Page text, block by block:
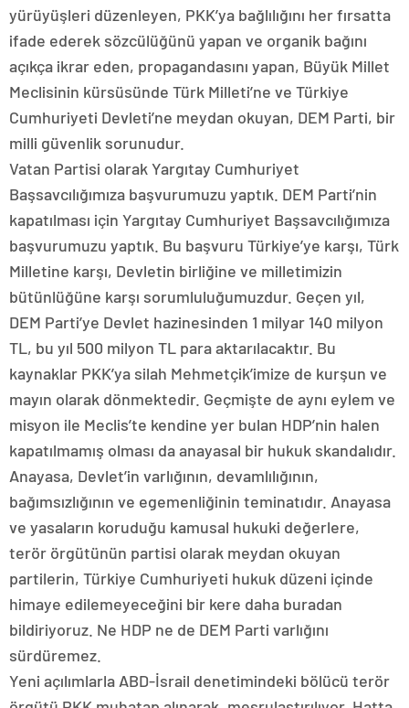
yürüyüşleri düzenleyen, PKK’ya bağlılığını her fırsatta
ifade ederek sözcülüğünü yapan ve organik bağını
açıkça ikrar eden, propagandasını yapan, Büyük Millet
Meclisinin kürsüsünde Türk Milleti’ne ve Türkiye
Cumhuriyeti Devleti’ne meydan okuyan, DEM Parti, bir
milli güvenlik sorunudur.
Vatan Partisi olarak Yargıtay Cumhuriyet
Başsavcılığımıza başvurumuzu yaptık. DEM Parti’nin
kapatılması için Yargıtay Cumhuriyet Başsavcılığımıza
başvurumuzu yaptık. Bu başvuru Türkiye’ye karşı, Türk
Milletine karşı, Devletin birliğine ve milletimizin
bütünlüğüne karşı sorumluluğumuzdur. Geçen yıl,
DEM Parti’ye Devlet hazinesinden 1 milyar 140 milyon
TL, bu yıl 500 milyon TL para aktarılacaktır. Bu
kaynaklar PKK’ya silah Mehmetçik’imize de kurşun ve
mayın olarak dönmektedir. Geçmişte de aynı eylem ve
misyon ile Meclis’te kendine yer bulan HDP’nin halen
kapatılmamış olması da anayasal bir hukuk skandalıdır.
Anayasa, Devlet’in varlığının, devamlılığının,
bağımsızlığının ve egemenliğinin teminatıdır. Anayasa
ve yasaların koruduğu kamusal hukuki değerlere,
terör örgütünün partisi olarak meydan okuyan
partilerin, Türkiye Cumhuriyeti hukuk düzeni içinde
himaye edilemeyeceğini bir kere daha buradan
bildiriyoruz. Ne HDP ne de DEM Parti varlığını
sürdüremez.
Yeni açılımlarla ABD-İsrail denetimindeki bölücü terör